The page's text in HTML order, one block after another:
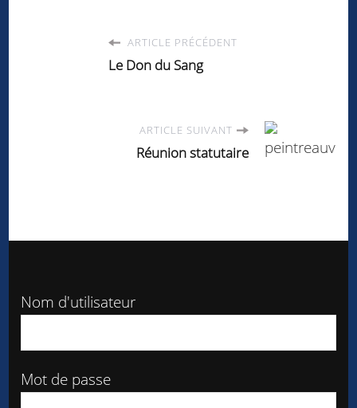
ARTICLE PRÉCÉDENT
Le Don du Sang
ARTICLE SUIVANT
Réunion statutaire
Nom d'utilisateur
Mot de passe